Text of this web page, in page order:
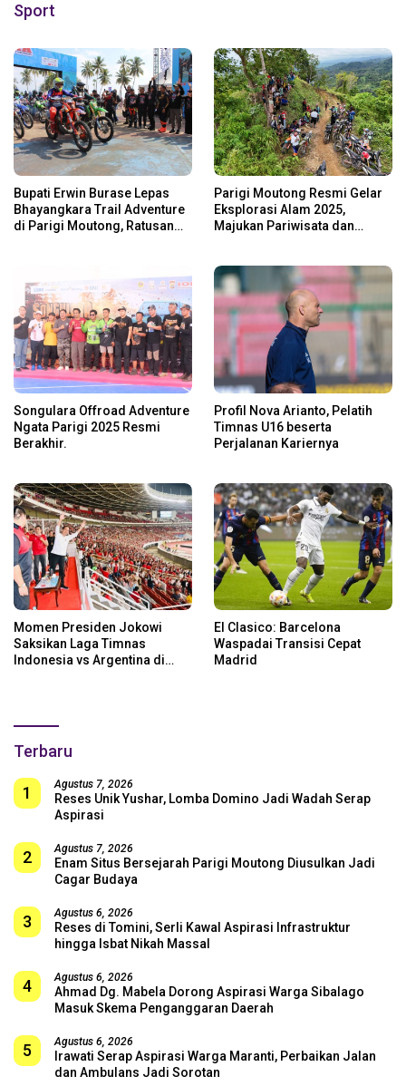
Sport
Bupati Erwin Burase Lepas
Bhayangkara Trail Adventure
di Parigi Moutong, Ratusan
Parigi Moutong Resmi Gelar
Eksplorasi Alam 2025,
Majukan Pariwisata dan
Songulara Offroad Adventure
Ngata Parigi 2025 Resmi
Berakhir.
Profil Nova Arianto, Pelatih
Timnas U16 beserta
Perjalanan Kariernya
Momen Presiden Jokowi
Saksikan Laga Timnas
Indonesia vs Argentina di
El Clasico: Barcelona
Waspadai Transisi Cepat
Madrid
Terbaru
1 Agustus 7, 2026
Reses Unik Yushar, Lomba Domino Jadi Wadah Serap
Aspirasi
2 Agustus 7, 2026
Enam Situs Bersejarah Parigi Moutong Diusulkan Jadi
Cagar Budaya
3 Agustus 6, 2026
Reses di Tomini, Serli Kawal Aspirasi Infrastruktur
hingga Isbat Nikah Massal
4 Agustus 6, 2026
Ahmad Dg. Mabela Dorong Aspirasi Warga Sibalago
Masuk Skema Penganggaran Daerah
5 Agustus 6, 2026
Irawati Serap Aspirasi Warga Maranti, Perbaikan Jalan
dan Ambulans Jadi Sorotan